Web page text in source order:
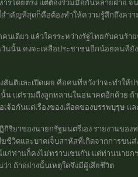
รโดยตรง แต่ต้องร่วมมือกันหลายฝ่าย จ
ำคัญที่สุดก็คือต้องทำให้ความรู้สึกถึงคว
นเดียว แล้วใครระหว่างรัฐไทยกับคนร้า
นนั้น คงจะเหลือประชาชนอีกน้อยคนที่ยั
นติและเปิดเผย คือคนที่หวังว่าจะทำให้
นั้น แต่รวมถึงลูกหลานในอนาคตอีกด้วย
จ้อกันแต่เรื่องของเลือดของบรรพบุรุษ แ
ริยาของนายกรัฐมนตรีเอง รายงานขอ
ชีวิตและบาดเจ็บสาหัสที่เกิดจากการขน
ก่ท่านก็คงไม่ทราบเช่นกัน แต่ท่านนายก
า ถ้าอย่างนั้นเหตุใดจึงมีผู้เสียชีวิต